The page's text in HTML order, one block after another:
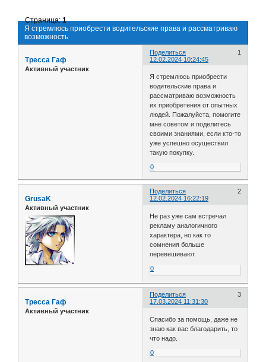
Я стремлюсь приобрести водительские права и рассматриваю
возможность
Страница:1
Поделиться
1
12.02.2024 10:24:45
Тресса Гаф
Активный участник
Я стремлюсь приобрести
водительские права и
рассматриваю возможность
их приобретения от опытных
людей. Пожалуйста, помогите
мне советом и поделитесь
своими знаниями, если кто-то
уже успешно осуществил
такую покупку.
0
Поделиться
2
12.02.2024 16:22:19
GrusaK
Активный участник
Не раз уже сам встречал
рекламу аналогичного
характера, но как то
сомнения больше
перевешивают.
0
Поделиться
3
17.03.2024 11:31:30
Тресса Гаф
Активный участник
Спасибо за помощь, даже не
знаю как вас благодарить, то
что надо.
0